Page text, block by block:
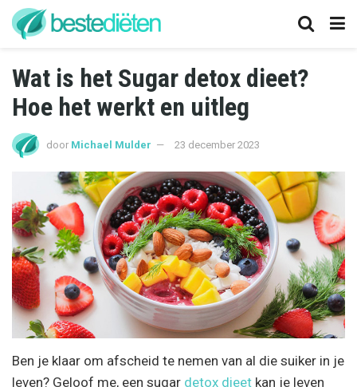
Wat is het Sugar detox dieet?
Hoe het werkt en uitleg
door Michael Mulder 23 december 2023
Ben je klaar om afscheid te nemen van al die suiker in je
leven? Geloof me, een sugar detox dieet kan je leven